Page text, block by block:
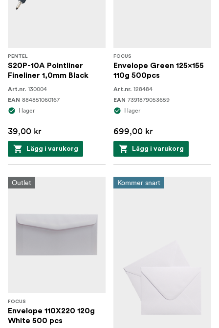
PENTEL
S20P-10A Pointliner
Fineliner 1,0mm Black
Art.nr. 130004
EAN 884851060167
I lager
39,00 kr
Lägg i varukorg
FOCUS
Envelope Green 125x155
110g 500pcs
Art.nr. 128484
EAN 7391879053659
I lager
699,00 kr
Lägg i varukorg
Outlet
FOCUS
Envelope 110X220 120g
White 500 pcs
Kommer snart